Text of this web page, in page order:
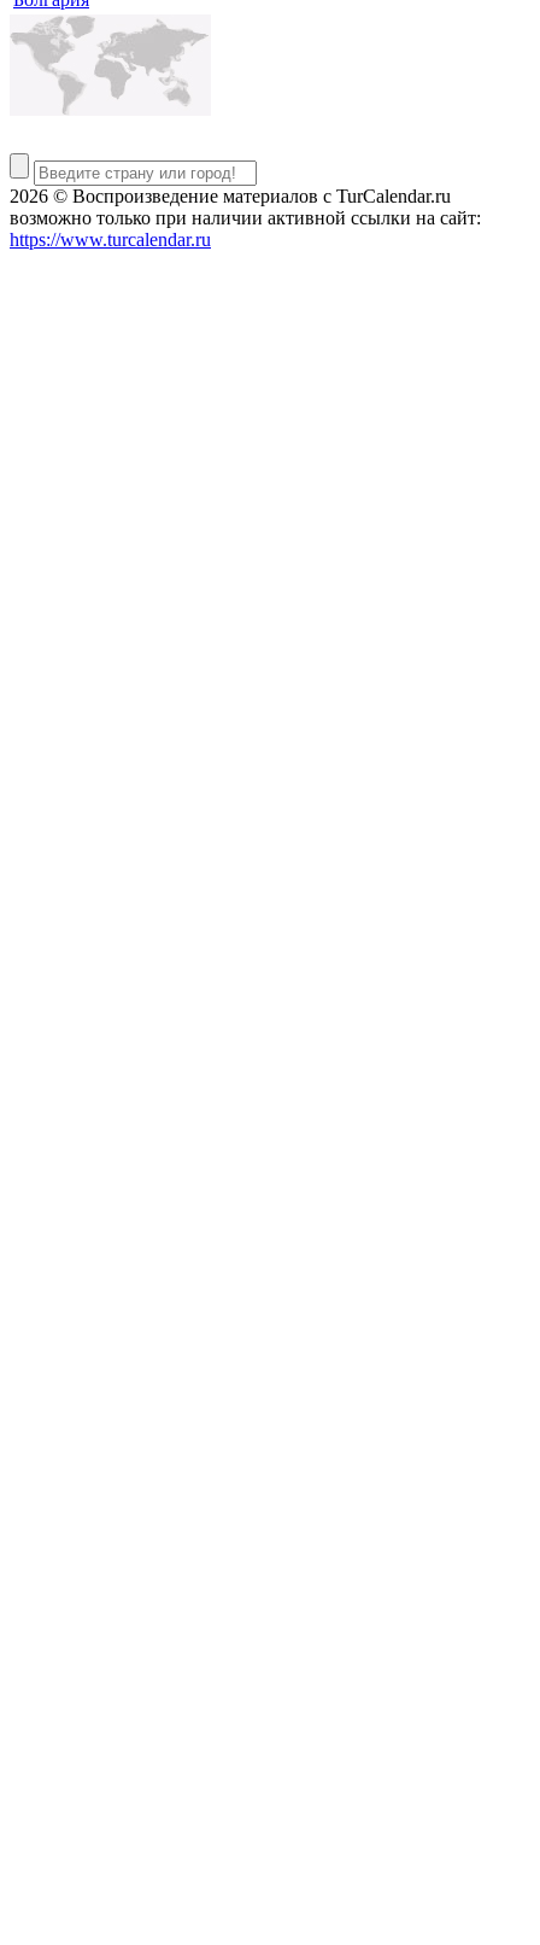
2026 © Воспроизведение материалов c TurCalendar.ru
возможно только при наличии активной ссылки на сайт:
https://www.turcalendar.ru